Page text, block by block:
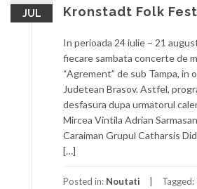
JUL Kronstadt Folk
In perioada 24 iulie – 21
fiecare sambata concerte de
“Agrement” de sub Tampa, in
Judetean Brasov. Astfel,
desfasura dupa urmatorul
Mircea Vintila Adrian
Caraiman Grupul Catharsis
[…]
Posted in: Noutati Tagged: